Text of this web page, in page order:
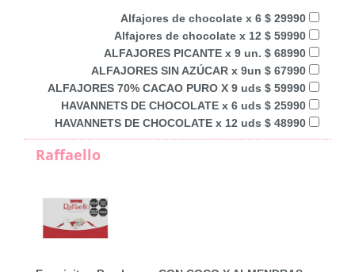
Alfajores de chocolate x 6 $ 29990
Alfajores de chocolate x 12 $ 59990
ALFAJORES PICANTE x 9 un. $ 68990
ALFAJORES SIN AZÚCAR x 9un $ 67990
ALFAJORES 70% CACAO PURO X 9 uds $ 59990
HAVANNETS DE CHOCOLATE x 6 uds $ 25990
HAVANNETS DE CHOCOLATE x 12 uds $ 48990
Raffaello